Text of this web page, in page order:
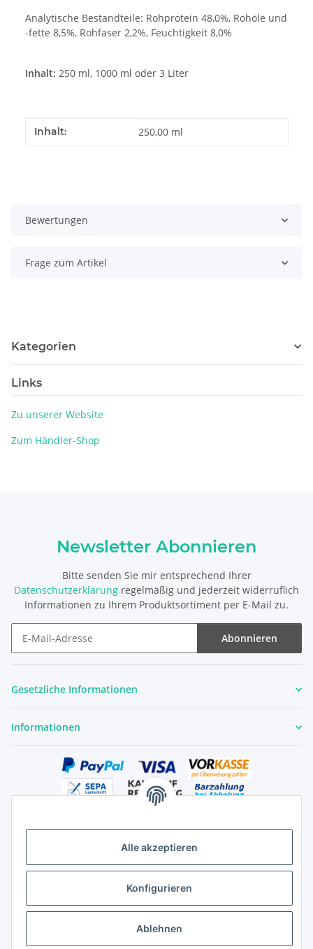
Alle akzeptieren
Konfigurieren
Ablehnen
Analytische Bestandteile: Rohprotein 48,0%, Rohöle und
-fette 8,5%, Rohfaser 2,2%, Feuchtigkeit 8,0%
Inhalt: 250 ml, 1000 ml oder 3 Liter
Produkteigenschaft
Wert
Inhalt: 250,00 ml
Bewertungen
Frage zum Artikel
Kategorien
Links
Zu unserer Website
Zum Händler-Shop
Newsletter Abonnieren
Bitte senden Sie mir entsprechend Ihrer
Datenschutzerklärung regelmäßig und jederzeit widerruflich
Informationen zu Ihrem Produktsortiment per E-Mail zu.
Abonnieren
Gesetzliche Informationen
Informationen